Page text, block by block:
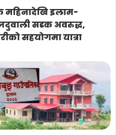
महिनादेखि इलाम-
सडक अवरुद्ध,
सहयोगमा यात्रा